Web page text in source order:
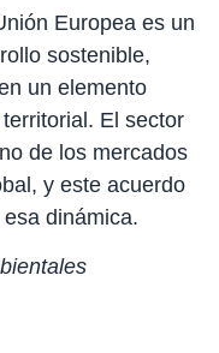
Europea es un
sostenible,
un elemento
El sector
de los mercados
y este acuerdo
dinámica.